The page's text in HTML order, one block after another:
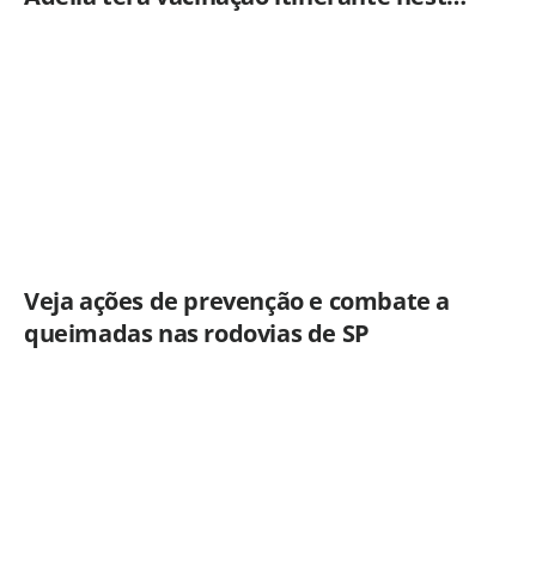
Veja ações de prevenção e combate a
queimadas nas rodovias de SP